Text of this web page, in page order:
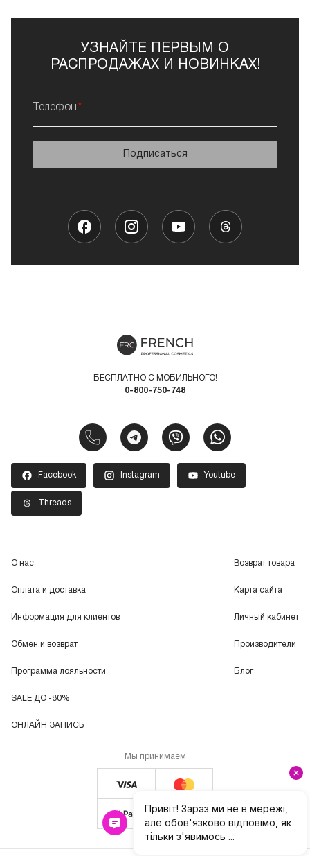
УЗНАЙТЕ ПЕРВЫМ О
РАСПРОДАЖАХ И НОВИНКАХ!
Телефон
Подписаться
БЕСПЛАТНО С МОБИЛЬНОГО!
0-800-750-748
Facebook Instagram Youtube
Threads
О нас
Оплата и доставка
Информация для клиентов
Обмен и возврат
Программа лояльности
SALE ДО -80%
ОНЛАЙН ЗАПИСЬ
Возврат товара
Карта сайта
Личный кабинет
Производители
Блог
Мы принимаем